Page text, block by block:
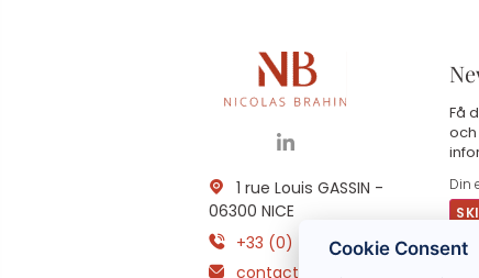
1 rue Louis GASSIN -
06300 NICE
+33 (0) 4 93 83 08 76
contact@brahin-
Få
Cookie Consent